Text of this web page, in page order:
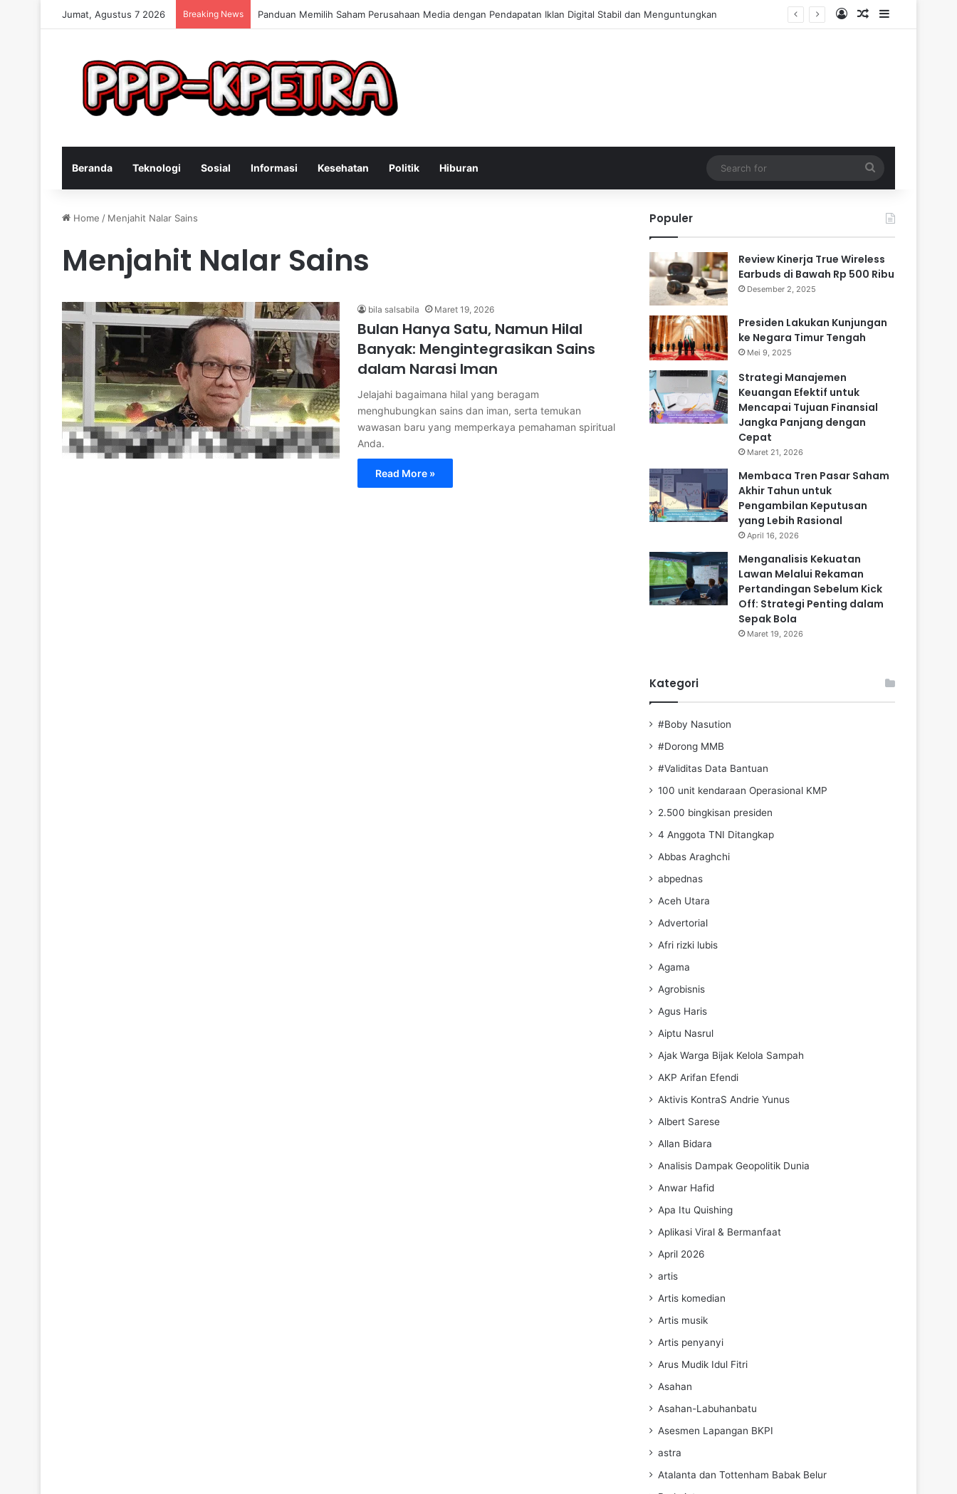
Jumat, Agustus 7 2026 Breaking News Keterampilan Konsultan Bisnis Online untuk Meningkatkan Pendapatan Berdasarkan Pengalaman Praktis Log InRandom Article
Sidebar
Beranda Teknologi Sosial Informasi Kesehatan Politik Hiburan
for
Home / Menjahit Nalar Sains
Menjahit Nalar Sains
bila salsabila Maret 19, 2026
Bulan Hanya Satu, Namun Hilal
Banyak: Mengintegrasikan Sains
dalam Narasi Iman
Jelajahi bagaimana hilal yang beragam
menghubungkan sains dan iman, serta temukan
wawasan baru yang memperkaya pemahaman spiritual
Anda.
Read More »
Populer
Review Kinerja True Wireless
Earbuds di Bawah Rp 500 Ribu
Desember 2, 2025
Presiden Lakukan Kunjungan
ke Negara Timur Tengah
Mei 9, 2025
Strategi Manajemen
Keuangan Efektif untuk
Mencapai Tujuan Finansial
Jangka Panjang dengan
Cepat
Maret 21, 2026
Membaca Tren Pasar Saham
Akhir Tahun untuk
Pengambilan Keputusan
yang Lebih Rasional
April 16, 2026
Menganalisis Kekuatan
Lawan Melalui Rekaman
Pertandingan Sebelum Kick
Off: Strategi Penting dalam
Sepak Bola
Maret 19, 2026
Kategori
#Boby Nasution
#Dorong MMB
#Validitas Data Bantuan
100 unit kendaraan Operasional KMP
2.500 bingkisan presiden
4 Anggota TNI Ditangkap
Abbas Araghchi
abpednas
Aceh Utara
Advertorial
Afri rizki lubis
Agama
Agrobisnis
Agus Haris
Aiptu Nasrul
Ajak Warga Bijak Kelola Sampah
AKP Arifan Efendi
Aktivis KontraS Andrie Yunus
Albert Sarese
Allan Bidara
Analisis Dampak Geopolitik Dunia
Anwar Hafid
Apa Itu Quishing
Aplikasi Viral & Bermanfaat
April 2026
artis
Artis komedian
Artis musik
Artis penyanyi
Arus Mudik Idul Fitri
Asahan
Asahan-Labuhanbatu
Asesmen Lapangan BKPI
astra
Atalanta dan Tottenham Babak Belur